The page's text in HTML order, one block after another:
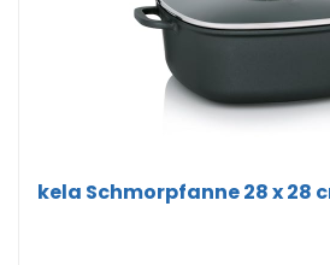
kela Schmorpfanne 28 x 28